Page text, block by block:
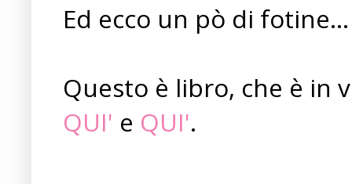
Ed ecco un pò di fotine...
Questo è libro, che è in
QUI' e QUI'.